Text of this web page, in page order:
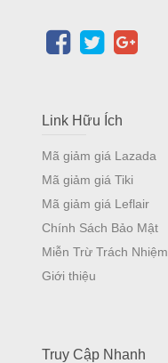
Link Hữu Ích
Mã giảm giá Lazada
Mã giảm giá Tiki
Mã giảm giá Leflair
Chính Sách Bảo Mật
Miễn Trừ Trách Nhiệm
Giới thiệu
Truy Cập Nhanh